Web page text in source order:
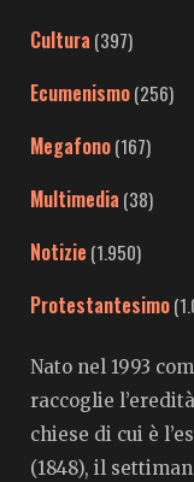
Cultura (397)
Ecumenismo(256)
Megafono(167)
Multimedia (38)
Notizie (1.950)
Protestantesimo
Nato nel 1993
raccoglie
chiese di cui è
(1848), il